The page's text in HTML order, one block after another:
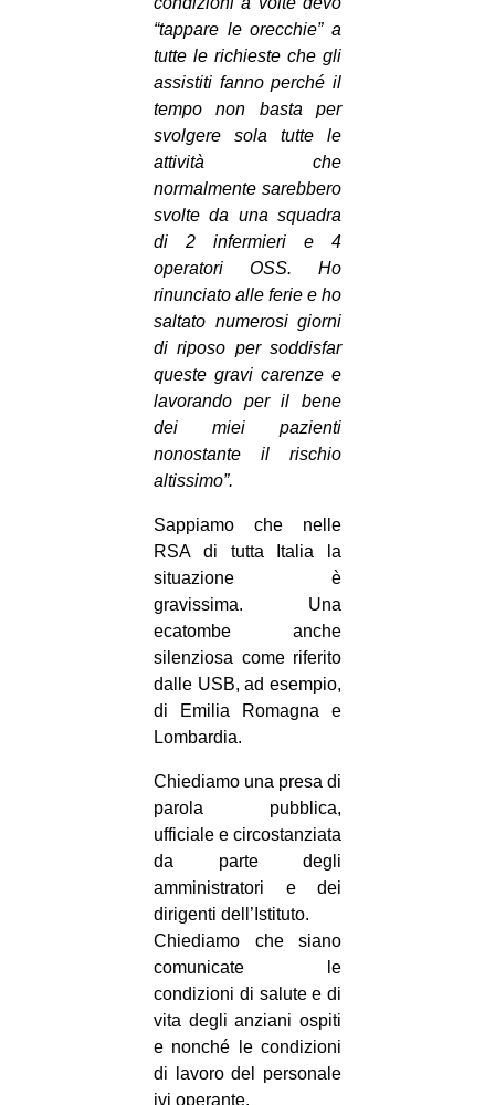
“tappare le orecchie” a
tutte le richieste che gli
assistiti fanno perché il
tempo non basta per
svolgere sola tutte le
attività che
normalmente sarebbero
svolte da una squadra
di 2 infermieri e 4
operatori OSS. Ho
rinunciato alle ferie e ho
saltato numerosi giorni
di riposo per soddisfar
queste gravi carenze e
lavorando per il bene
dei miei pazienti
nonostante il rischio
altissimo”.
Sappiamo che nelle
RSA di tutta Italia la
situazione è
gravissima. Una
ecatombe anche
silenziosa come riferito
dalle USB, ad esempio,
di Emilia Romagna e
Lombardia.
Chiediamo una presa di
parola pubblica,
ufficiale e circostanziata
da parte degli
amministratori e dei
dirigenti dell’Istituto.
Chiediamo che siano
comunicate le
condizioni di salute e di
vita degli anziani ospiti
e nonché le condizioni
di lavoro del personale
ivi operante.